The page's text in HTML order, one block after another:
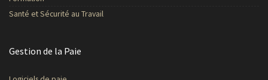
Santé et Sécurité au Travail
Gestion de la Paie